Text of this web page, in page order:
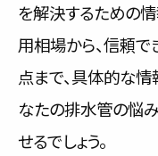
を解決するための
用相場から、信頼
点まで、具体的な
なたの排水管の悩
せるでしょう。